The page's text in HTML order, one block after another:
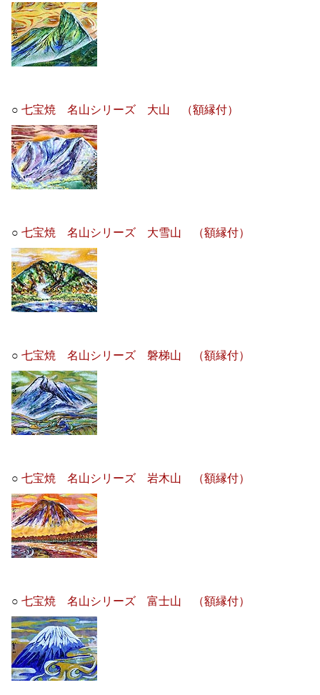
○七宝焼 名山シリーズ 大山 （額縁付）
○七宝焼 名山シリーズ 大雪山 （額縁付）
○七宝焼 名山シリーズ 磐梯山 （額縁付）
○七宝焼 名山シリーズ 岩木山 （額縁付）
○七宝焼 名山シリーズ 富士山 （額縁付）